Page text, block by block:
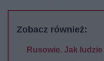
Zobacz również:
Rusowie. Jak